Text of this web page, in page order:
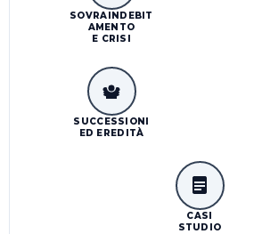
SOVRAINDEBIT
AMENTO
E CRISI
SUCCESSIONI
ED EREDITÀ
CASI
STUDIO